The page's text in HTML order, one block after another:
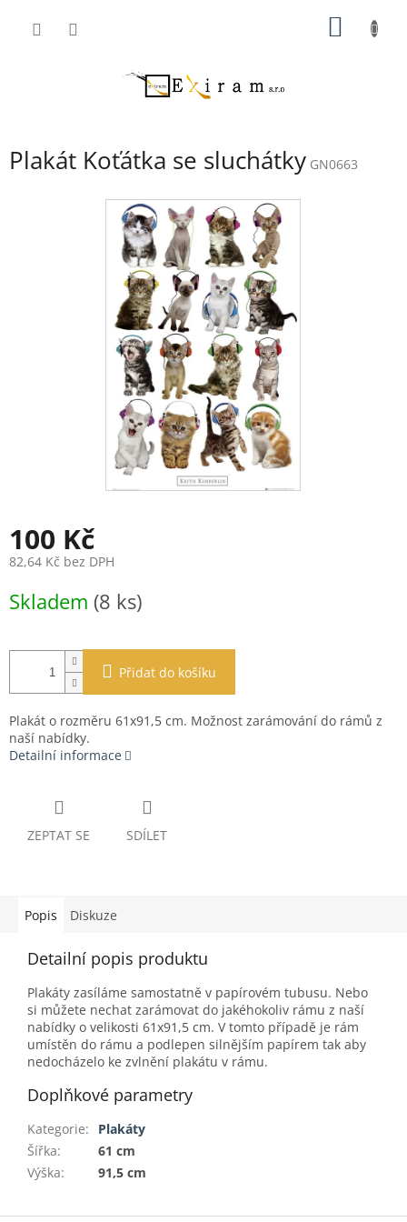
Plakát Koťátka se sluchátky GN0663
100 Kč
82,64 Kč bez DPH
cena:
Skladem (8 ks)
Přidat do košíku
Plakát o rozměru 61x91,5 cm. Možnost zarámování do rámů z
naší nabídky.
Detailní informace
ZEPTAT SE SDÍLET
Popis Diskuze
Detailní popis produktu
Plakáty zasíláme samostatně v papírovém tubusu. Nebo
si můžete nechat zarámovat do jakéhokoliv rámu z naší
nabídky o velikosti 61x91,5 cm. V tomto případě je rám
umístěn do rámu a podlepen silnějším papírem tak aby
nedocházelo ke zvlnění plakátu v rámu.
Doplňkové parametry
Kategorie:
Plakáty
Šířka:
61 cm
Výška: 91,5 cm